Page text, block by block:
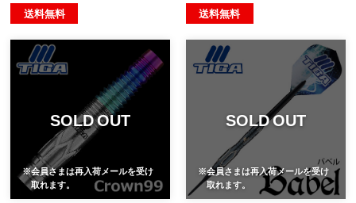
送料無料 送料無料
SOLD OUT
※会員さまは再入荷メールを受け
取れます。
SOLD OUT
※会員さまは再入荷メールを受け
取れます。